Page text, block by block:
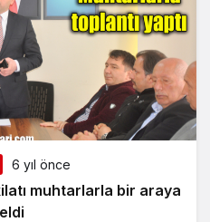
6 yıl önce
muhtarlarla bir araya